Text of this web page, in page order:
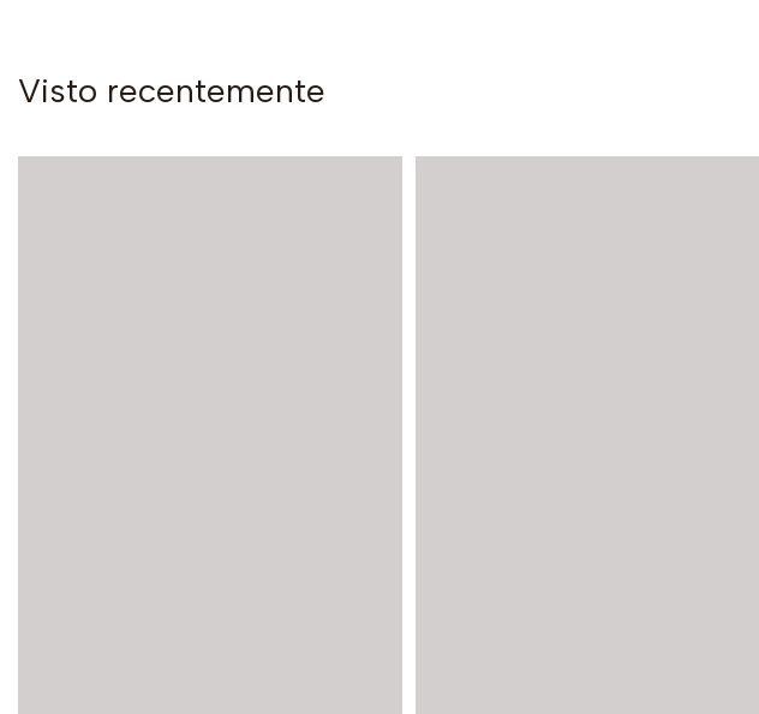
Visto recentemente